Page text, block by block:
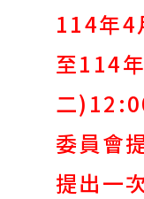
114年4
至114
二
委員會
提出一